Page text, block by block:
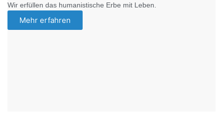
Wir erfüllen das humanistische Erbe mit Leben.
Mehr erfahren